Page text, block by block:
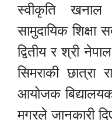
स्वीकृति खनाल
सामुदायिक शिक्षा
द्वितीय र श्री
सिमराकी छात्रा
आयोजक
मगरले जानकारी